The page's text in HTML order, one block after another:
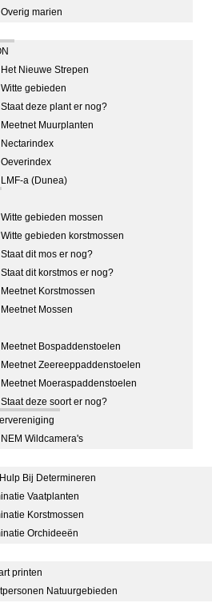
Overig marien
Het Nieuwe Strepen
Witte gebieden
Staat deze plant er nog?
Meetnet Muurplanten
Nectarindex
Oeverindex
LMF-a (Dunea)
Witte gebieden mossen
Witte gebieden korstmossen
Staat dit mos er nog?
Staat dit korstmos er nog?
Meetnet Korstmossen
Meetnet Mossen
Meetnet Bospaddenstoelen
Meetnet Zeereeppaddenstoelen
Meetnet Moeraspaddenstoelen
Staat deze soort er nog?
NEM Wildcamera's
Bij Determineren
Vaatplanten
Korstmossen
Orchideeën
printen
Natuurgebieden